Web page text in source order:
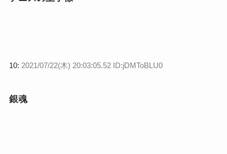
10: 2021/07/22(木) 20:03:05.52 ID:jDMToBLU0
銀魂